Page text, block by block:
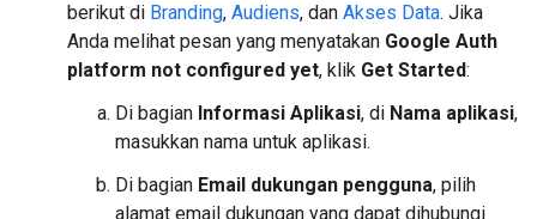
berikut di Branding, Audiens, dan Akses Data. Jika
Anda melihat pesan yang menyatakan Google Auth
platform not configured yet, klik Get Started:
Di bagian Informasi Aplikasi, di Nama aplikasi,
masukkan nama untuk aplikasi.
Di bagian Email dukungan pengguna, pilih
alamat email dukungan yang dapat dihubungi